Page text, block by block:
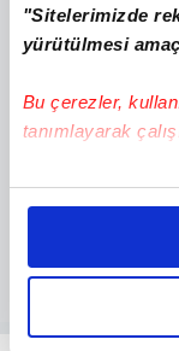
"Sitelerimizde
yürütülmesi
Bu çerezler,
tanımlayarak
Bu çerezlere izin
daha iyi reklam
amacımızın
olduğunu ve
elimizden gelen